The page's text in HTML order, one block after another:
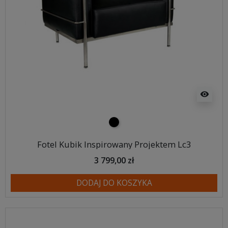
visibility
czarny
Fotel Kubik Inspirowany Projektem Lc3
3 799,00 zł
DODAJ DO KOSZYKA